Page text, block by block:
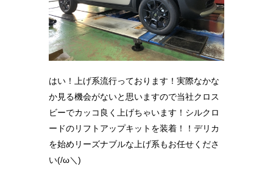
はい！上げ系流行っております！実際なかな
か見る機会がないと思いますので当社クロス
ビーでカッコ良く上げちゃいます！シルクロ
ードのリフトアップキットを装着！！デリカ
を始めリーズナブルな上げ系もお任せくださ
い(/ω＼)